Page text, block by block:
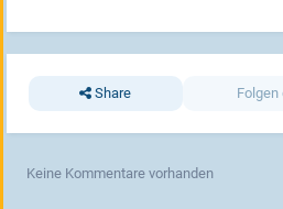
Share
Keine Kommentare vorhanden